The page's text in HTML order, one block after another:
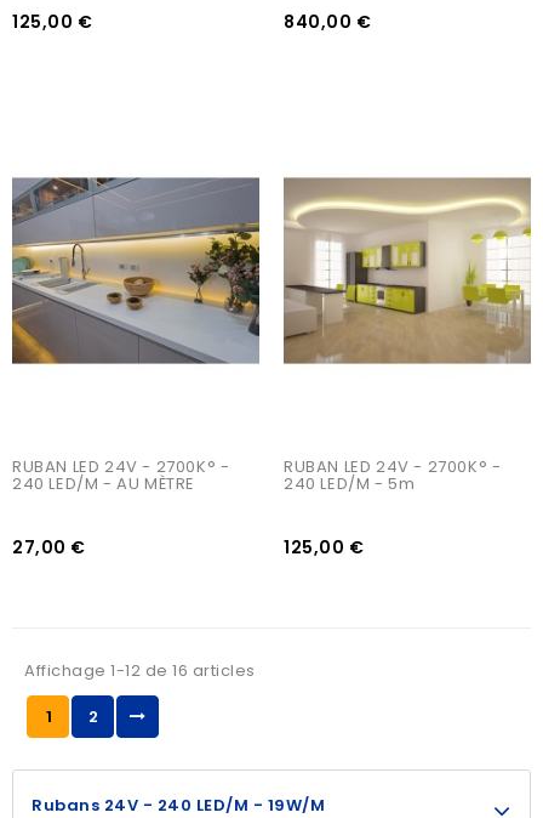
125,00 € 840,00 €
RUBAN LED 24V - 2700K° -
240 LED/m - AU MÈTRE
27,00 €
RUBAN LED 24V - 2700K° -
240 LED/m - 5m
125,00 €
Affichage 1-12 de 16 articles
1
2
Rubans 24V - 240 LED/m - 19W/m